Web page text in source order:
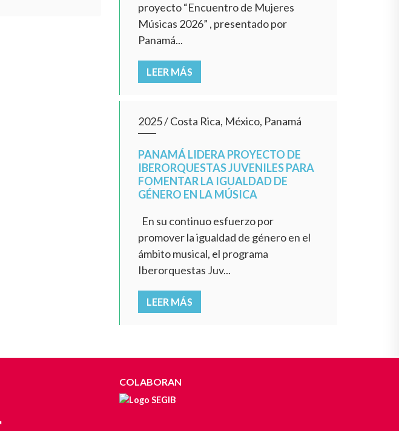
proyecto “Encuentro de Mujeres
Músicas 2026” , presentado por
Panamá...
LEER MÁS
2025/Costa Rica, México, Panamá
PANAMÁ LIDERA PROYECTO DE
IBERORQUESTAS JUVENILES PARA
FOMENTAR LA IGUALDAD DE
GÉNERO EN LA MÚSICA
En su continuo esfuerzo por
promover la igualdad de género en el
ámbito musical, el programa
Iberorquestas Juv...
LEER MÁS
COLABORAN